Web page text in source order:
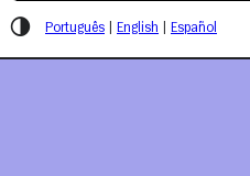
/governosp
Português English Español